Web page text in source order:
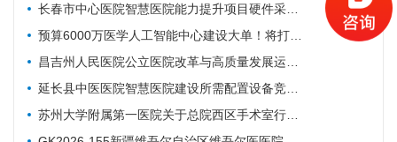
长春市中心医院智慧医院能力提升项目硬件采购项目招标公告
预算6000万医学人工智能中心建设大单！将打造六大核心体系
昌吉州人民医院公立医院改革与高质量发展运营管理-智慧医院-城南院区手术室智能行为管理系统项目公开招标公告
延长县中医医院智慧医院建设所需配置设备竞争性谈判公告
苏州大学附属第一医院关于总院西区手术室行为管理系统的招标公告